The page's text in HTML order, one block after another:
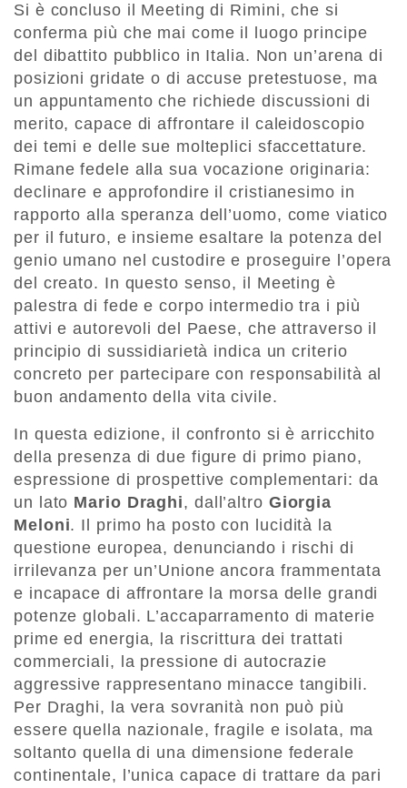
Si è concluso il Meeting di Rimini, che si
conferma più che mai come il luogo principe
del dibattito pubblico in Italia. Non un’arena di
posizioni gridate o di accuse pretestuose, ma
un appuntamento che richiede discussioni di
merito, capace di affrontare il caleidoscopio
dei temi e delle sue molteplici sfaccettature.
Rimane fedele alla sua vocazione originaria:
declinare e approfondire il cristianesimo in
rapporto alla speranza dell’uomo, come viatico
per il futuro, e insieme esaltare la potenza del
genio umano nel custodire e proseguire l’opera
del creato. In questo senso, il Meeting è
palestra di fede e corpo intermedio tra i più
attivi e autorevoli del Paese, che attraverso il
principio di sussidiarietà indica un criterio
concreto per partecipare con responsabilità al
buon andamento della vita civile.
In questa edizione, il confronto si è arricchito
della presenza di due figure di primo piano,
espressione di prospettive complementari: da
un lato Mario Draghi, dall’altro Giorgia
Meloni. Il primo ha posto con lucidità la
questione europea, denunciando i rischi di
irrilevanza per un’Unione ancora frammentata
e incapace di affrontare la morsa delle grandi
potenze globali. L’accaparramento di materie
prime ed energia, la riscrittura dei trattati
commerciali, la pressione di autocrazie
aggressive rappresentano minacce tangibili.
Per Draghi, la vera sovranità non può più
essere quella nazionale, fragile e isolata, ma
soltanto quella di una dimensione federale
continentale, l’unica capace di trattare da pari